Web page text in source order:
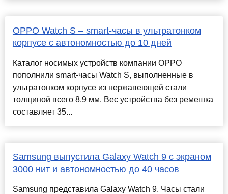
OPPO Watch S – smart-часы в ультратонком
корпусе с автономностью до 10 дней
Каталог носимых устройств компании OPPO
пополнили smart-часы Watch S, выполненные в
ультратонком корпусе из нержавеющей стали
толщиной всего 8,9 мм. Вес устройства без ремешка
составляет 35...
Samsung выпустила Galaxy Watch 9 с экраном
3000 нит и автономностью до 40 часов
Samsung представила Galaxy Watch 9. Часы стали